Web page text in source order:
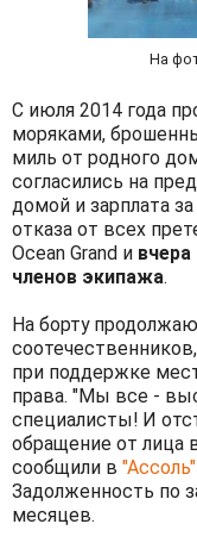
На фото:
С июля 2014 года
моряками,
миль от родного
согласились на
домой и зарплата
отказа от всех
Ocean Grand и
членов экипажа.
На борту
при поддержке
права. "Мы все -
специалисты! И
обращение от лица
сообщили в "Ассоль"
Задолженность по
месяцев.